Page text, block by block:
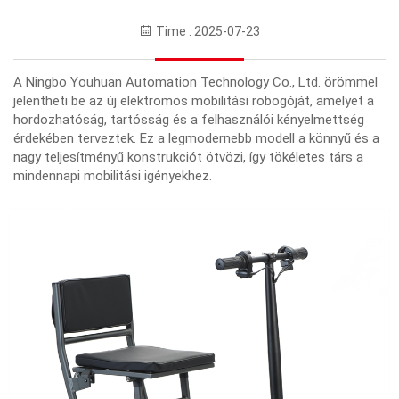
Time : 2025-07-23
A Ningbo Youhuan Automation Technology Co., Ltd. örömmel
jelentheti be az új elektromos mobilitási robogóját, amelyet a
hordozhatóság, tartósság és a felhasználói kényelmettség
érdekében terveztek. Ez a legmodernebb modell a könnyű és a
nagy teljesítményű konstrukciót ötvözi, így tökéletes társ a
mindennapi mobilitási igényekhez.